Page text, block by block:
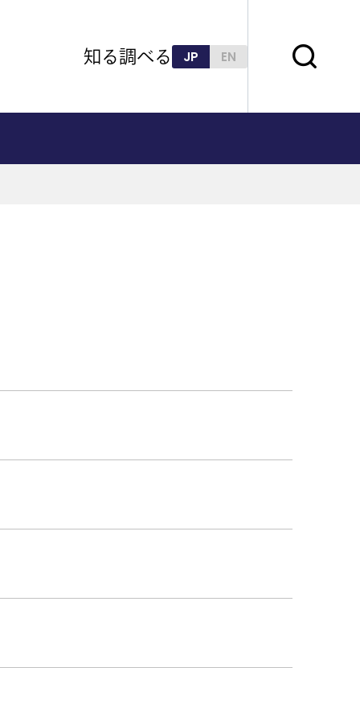
知る調べる JP EN